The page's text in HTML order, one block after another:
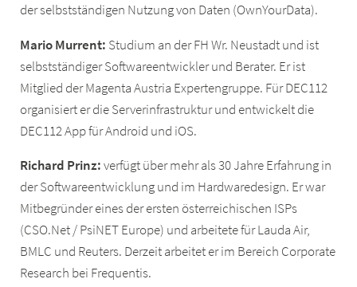
der selbstständigen Nutzung von Daten (OwnYourData).
Mario Murrent: Studium an der FH Wr. Neustadt und ist
selbstständiger Softwareentwickler und Berater. Er ist
Mitglied der Magenta Austria Expertengruppe. Für DEC112
organisiert er die Serverinfrastruktur und entwickelt die
DEC112 App für Android und iOS.
Richard Prinz:verfügt über mehr als 30 Jahre Erfahrung in
der Softwareentwicklung und im Hardwaredesign. Er war
Mitbegründer eines der ersten österreichischen ISPs
(CSO.Net / PsiNET Europe) und arbeitete für Lauda Air,
BMLC und Reuters. Derzeit arbeitet er im Bereich Corporate
Research bei Frequentis.